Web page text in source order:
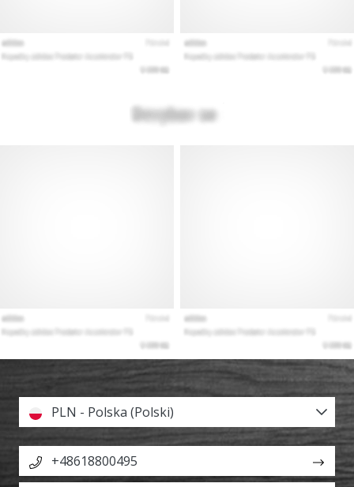
PLN - Polska (Polski)
+48618800495